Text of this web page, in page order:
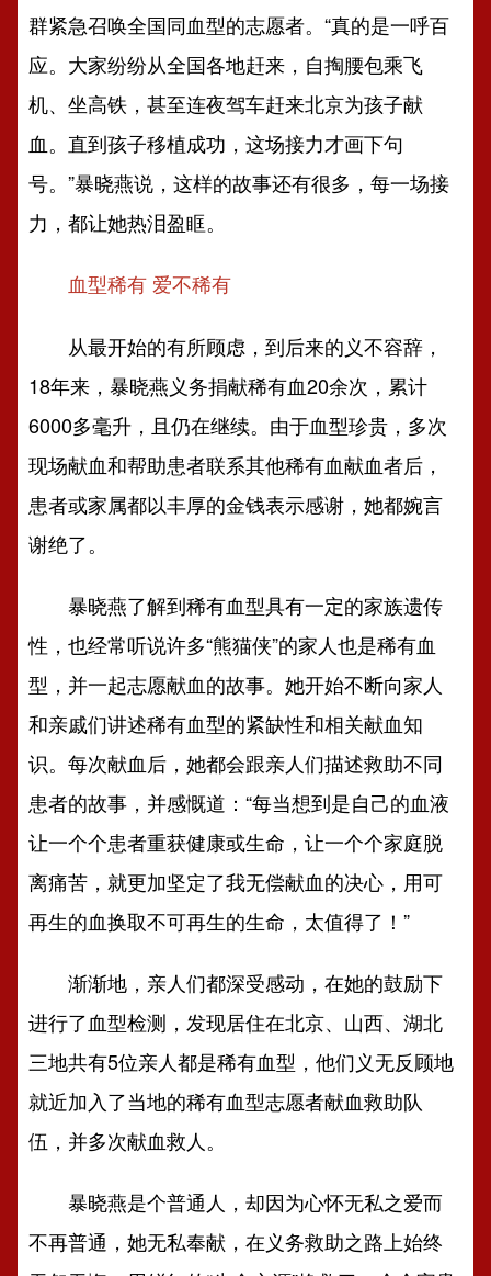
群紧急召唤全国同血型的志愿者。“真的是一呼百
应。大家纷纷从全国各地赶来，自掏腰包乘飞
机、坐高铁，甚至连夜驾车赶来北京为孩子献
血。直到孩子移植成功，这场接力才画下句
号。”暴晓燕说，这样的故事还有很多，每一场接
力，都让她热泪盈眶。
血型稀有 爱不稀有
从最开始的有所顾虑，到后来的义不容辞，
18年来，暴晓燕义务捐献稀有血20余次，累计
6000多毫升，且仍在继续。由于血型珍贵，多次
现场献血和帮助患者联系其他稀有血献血者后，
患者或家属都以丰厚的金钱表示感谢，她都婉言
谢绝了。
暴晓燕了解到稀有血型具有一定的家族遗传
性，也经常听说许多“熊猫侠”的家人也是稀有血
型，并一起志愿献血的故事。她开始不断向家人
和亲戚们讲述稀有血型的紧缺性和相关献血知
识。每次献血后，她都会跟亲人们描述救助不同
患者的故事，并感慨道：“每当想到是自己的血液
让一个个患者重获健康或生命，让一个个家庭脱
离痛苦，就更加坚定了我无偿献血的决心，用可
再生的血换取不可再生的生命，太值得了！”
渐渐地，亲人们都深受感动，在她的鼓励下
进行了血型检测，发现居住在北京、山西、湖北
三地共有5位亲人都是稀有血型，他们义无反顾地
就近加入了当地的稀有血型志愿者献血救助队
伍，并多次献血救人。
暴晓燕是个普通人，却因为心怀无私之爱而
不再普通，她无私奉献，在义务救助之路上始终